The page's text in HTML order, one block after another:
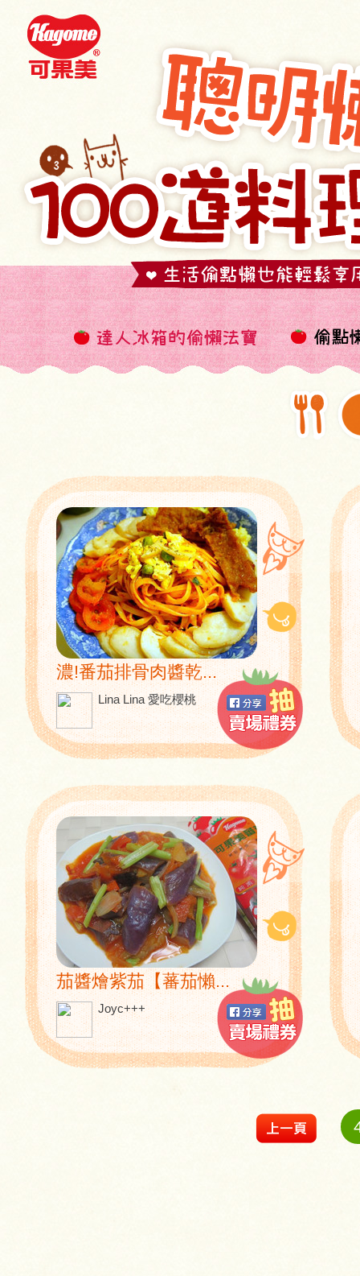
濃!番茄排骨肉醬乾...
Lina Lina 愛吃櫻桃
茄醬燴紫茄【蕃茄懶...
Joyc+++